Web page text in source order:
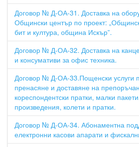
Договор № Д-ОА-31. Доставка на
Общински център по проект:
бит и култура, община Искър”.
Договор № Д-ОА-32. Доставка на
и консумативи за офис техника.
Договор № Д-ОА-33.Пощенски услуги
пренасяне и доставяне на
кореспондентски пратки, малки
произведения, колети и пратки.
Договор № Д-ОА-34. Абонаментна
електронни касови апарати и